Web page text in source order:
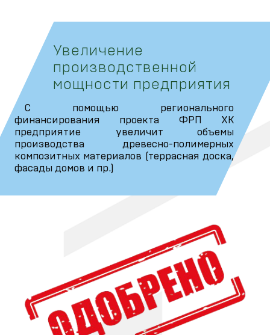
Увеличение
производственной
мощности предприятия
С помощью регионального
финансирования проекта ФРП ХК
предприятие увеличит объемы
производства древесно-полимерных
композитных материалов (террасная доска,
фасады домов и пр.)